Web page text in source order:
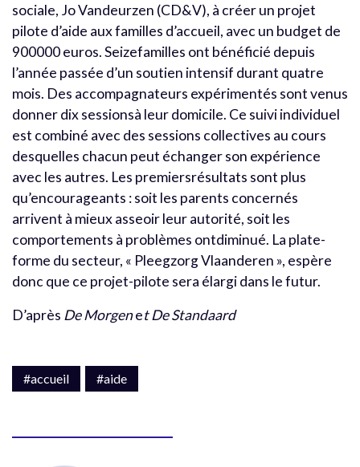
sociale, Jo Vandeurzen (CD&V), à créer un projet
pilote d’aide aux familles d’accueil, avec un budget de
900000 euros. Seizefamilles ont bénéficié depuis
l’année passée d’un soutien intensif durant quatre
mois. Des accompagnateurs expérimentés sont venus
donner dix sessionsà leur domicile. Ce suivi individuel
est combiné avec des sessions collectives au cours
desquelles chacun peut échanger son expérience
avec les autres. Les premiersrésultats sont plus
qu’encourageants : soit les parents concernés
arrivent à mieux asseoir leur autorité, soit les
comportements à problèmes ontdiminué. La plate-
forme du secteur, « Pleegzorg Vlaanderen », espère
donc que ce projet-pilote sera élargi dans le futur.
D’après De Morgenet De Standaard
#accueil #aide